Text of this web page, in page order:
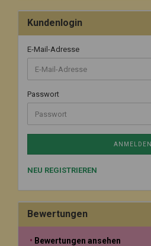
Kundenlogin
E-Mail-Adresse
Passwort
ANMELDEN
NEU REGISTRIEREN
Bewertungen
Bewertungen ansehen